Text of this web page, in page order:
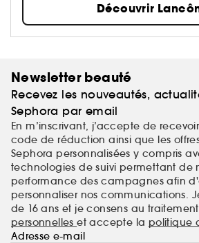
Découvrir
Newsletter beauté
Recevez les nouveautés,
Sephora par email
En m’inscrivant, j’accepte de
code de réduction ainsi que les
Sephora personnalisées y compris
technologies de suivi permettant de
performance des campagnes afin
personnaliser nos communications.
de 16 ans et je consens au
personnelleset accepte la politique
Adresse e-mail